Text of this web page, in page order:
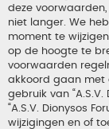
deze voorwaarden,
niet langer. We
moment te
op de hoogte te
voorwaarden
akkoord gaan met
gebruik van
“A.S.V. Dionysos
wijzigingen en of